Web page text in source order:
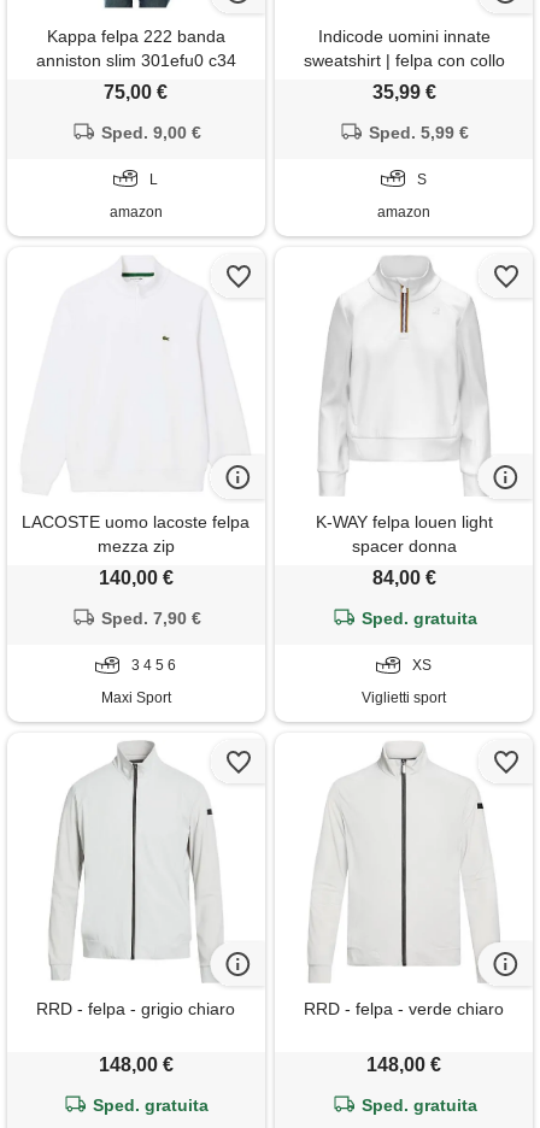
Kappa felpa 222 banda
anniston slim 301efu0 c34
white gold, c34 white gold, l
75,00 €
Sped. 9,00 €
L
amazon
Indicode uomini innate
sweatshirt | felpa con collo
alto e zip offwhite s
35,99 €
Sped. 5,99 €
S
amazon
LACOSTE uomo lacoste felpa
mezza zip
140,00 €
Sped. 7,90 €
3 4 5 6
Maxi Sport
K-WAY felpa louen light
spacer donna
84,00 €
Sped. gratuita
XS
Viglietti sport
RRD - felpa - grigio chiaro
148,00 €
Sped. gratuita
RRD - felpa - verde chiaro
148,00 €
Sped. gratuita